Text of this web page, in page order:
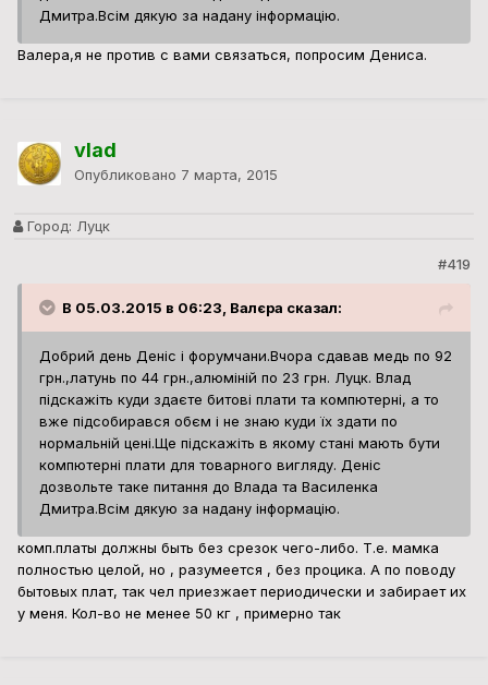
Дмитра.Всім дякую за надану інформацію.
Валера,я не против с вами связаться, попросим Дениса.
vlad
Опубликовано 7 марта, 2015
Город: Луцк
#419
В 05.03.2015 в 06:23, Валєра сказал:
Добрий день Деніс і форумчани.Вчора сдавав медь по 92
грн.,латунь по 44 грн.,алюміній по 23 грн. Луцк. Влад
підскажіть куди здаєте битові плати та компютерні, а то
вже підсобирався обєм і не знаю куди їх здати по
нормальній цені.Ще підскажіть в якому стані мають бути
компютерні плати для товарного вигляду. Деніс
дозвольте таке питання до Влада та Василенка
Дмитра.Всім дякую за надану інформацію.
комп.платы должны быть без срезок чего-либо. Т.е. мамка
полностью целой, но , разумеется , без процика. А по поводу
бытовых плат, так чел приезжает периодически и забирает их
у меня. Кол-во не менее 50 кг , примерно так